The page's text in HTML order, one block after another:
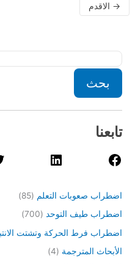
→ الاقدم
بحث
تابعنا
اضطراب صعوبات التعلم (85)
اضطراب طيف التوحد (700)
اضطراب فرط الحركة وتشتت
الأبحاث المترجمة (4)